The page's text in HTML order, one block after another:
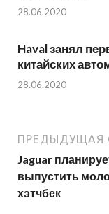
28.06.2020
Haval занял
китайских
28.06.2020
ПРЕДЫДУЩАЯ
Jaguar
выпустить
хэтчбек